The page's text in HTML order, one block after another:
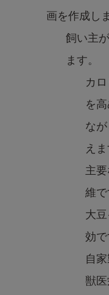
画を作成し
飼い主
ます。
カ
を
な
えま
主
維で
大
効で
自
獣